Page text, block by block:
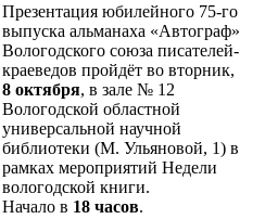
Презентация юбилейного 75-го
выпуска альманаха «Автограф»
Вологодского союза писателей-
краеведов пройдёт во вторник,
8 октября, в зале № 12
Вологодской областной
универсальной научной
библиотеки (М. Ульяновой, 1) в
рамках мероприятий Недели
вологодской книги.
Начало в 18 часов.